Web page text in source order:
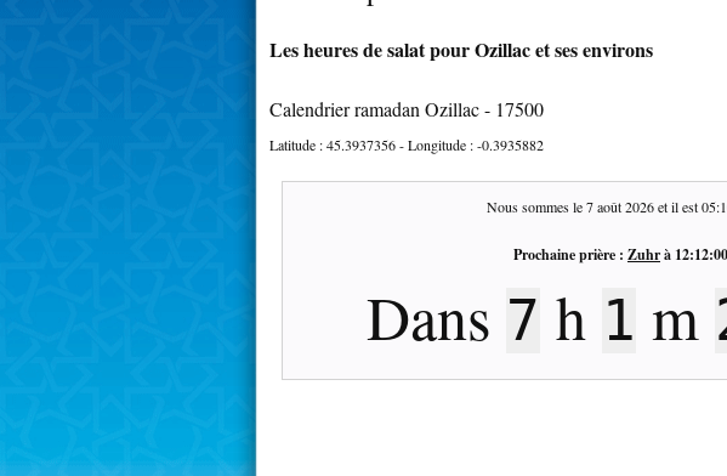
Les heures de salat pour Ozillac et ses environs
Calendrier ramadan Ozillac - 17500
Latitude :45.3937356- Longitude :-0.3935882
Nous sommes le7 août 2026et il est
Prochaine prière : Zuhrà 12:12:00
Dans 7 h 1 m